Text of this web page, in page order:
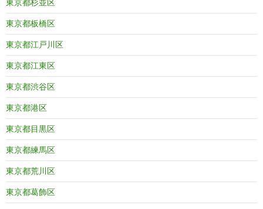
東京都杉並区
東京都板橋区
東京都江戸川区
東京都江東区
東京都渋谷区
東京都港区
東京都目黒区
東京都練馬区
東京都荒川区
東京都葛飾区